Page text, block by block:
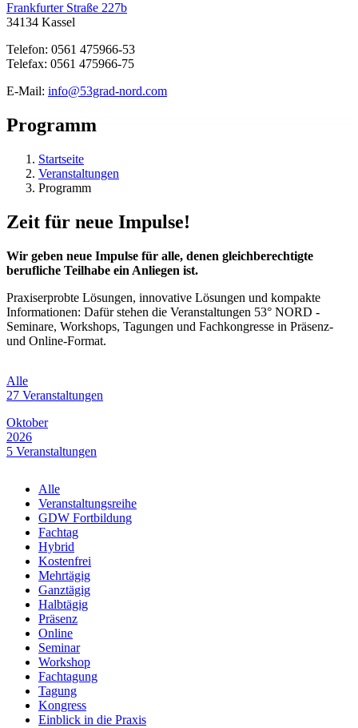
Frankfurter Straße 227b
34134 Kassel
Telefon: 0561 475966-53
Telefax: 0561 475966-75
E-Mail: info@53grad-nord.com
Programm
Startseite
Veranstaltungen
Programm
Zeit für neue Impulse!
Wir geben neue Impulse für alle, denen gleichberechtigte
berufliche Teilhabe ein Anliegen ist.
Praxiserprobte Lösungen, innovative Lösungen und kompakte
Informationen: Dafür stehen die Veranstaltungen 53° NORD -
Seminare, Workshops, Tagungen und Fachkongresse in Präsenz-
und Online-Format.
Alle
27 Veranstaltungen
Oktober
2026
5 Veranstaltungen
2026
7 Veranstaltungen
Januar
2027
1 Veranstaltung
Juni
2027
2 Veranstaltungen
August
2027
1 Veranstaltung
Alle
Veranstaltungsreihe
GDW Fortbildung
Fachtag
Hybrid
Kostenfrei
Mehrtägig
Ganztägig
Halbtägig
Präsenz
Online
Seminar
Workshop
Fachtagung
Tagung
Kongress
Einblick in die Praxis